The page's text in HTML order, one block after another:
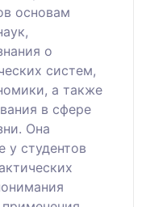
основам
о
систем,
а также
в сфере
Она
у студентов